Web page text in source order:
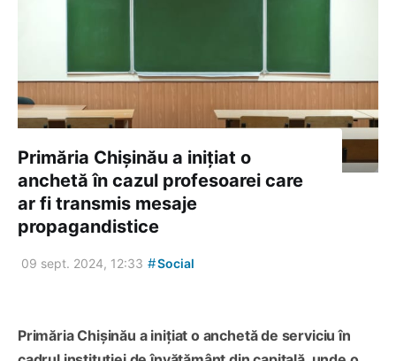
Primăria Chișinău a inițiat o
anchetă în cazul profesoarei care
ar fi transmis mesaje
propagandistice
09 sept. 2024, 12:33 #Social
Primăria Chișinău a inițiat o anchetă de serviciu în